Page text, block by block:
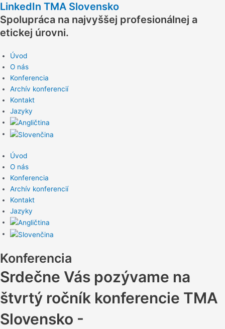
Preskočiť
na
obsah
LinkedIn TMA Slovensko
Spolupráca na najvyššej profesionálnej a
etickej úrovni.
Úvod
O nás
Konferencia
Archív konferencií
Kontakt
Jazyky
Úvod
O nás
Konferencia
Archív konferencií
Kontakt
Jazyky
Konferencia
Srdečne Vás pozývame na
štvrtý ročník konferencie TMA
Slovensko -